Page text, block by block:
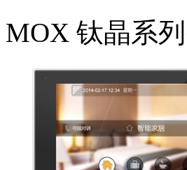
MOX 钛晶系